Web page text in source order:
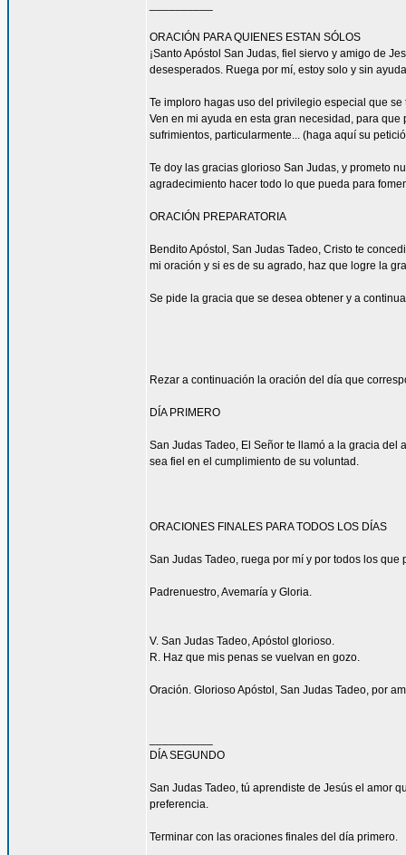
ORACIÓN PARA QUIENES ESTAN SÓLOS
¡Santo Apóstol San Judas, fiel siervo y amigo de
desesperados. Ruega por mí, estoy solo y sin
Te imploro hagas uso del privilegio especial que
Ven en mi ayuda en esta gran necesidad, para
sufrimientos, particularmente... (haga aquí su
Te doy las gracias glorioso San Judas, y prometo
agradecimiento hacer todo lo que pueda para
ORACIÓN PREPARATORIA
Bendito Apóstol, San Judas Tadeo, Cristo te
mi oración y si es de su agrado, haz que logre la
Se pide la gracia que se desea obtener y a
Rezar a continuación la oración del día que
DÍA PRIMERO
San Judas Tadeo, El Señor te llamó a la gracia
sea fiel en el cumplimiento de su voluntad.
ORACIONES FINALES PARA TODOS LOS DÍAS
San Judas Tadeo, ruega por mí y por todos los que
Padrenuestro, Avemaría y Gloria.
V. San Judas Tadeo, Apóstol glorioso.
R. Haz que mis penas se vuelvan en gozo.
Oración. Glorioso Apóstol, San Judas Tadeo, por
DÍA SEGUNDO
San Judas Tadeo, tú aprendiste de Jesús el amor
preferencia.
Terminar con las oraciones finales del día primero.